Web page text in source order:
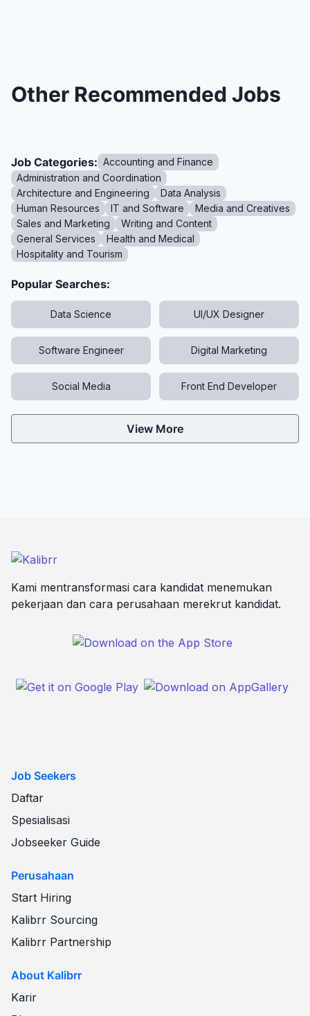
Other Recommended Jobs
Job Categories: Accounting and Finance
Administration and Coordination
Architecture and Engineering
Data Analysis
Human Resources
IT and Software
Media and Creatives
Sales and Marketing
Writing and Content
General Services
Health and Medical
Hospitality and Tourism
Popular Searches:
Data Science UI/UX Designer
Software Engineer Digital Marketing
Social Media Front End Developer
View More
Kami mentransformasi cara kandidat menemukan
pekerjaan dan cara perusahaan merekrut kandidat.
Job Seekers
Daftar
Spesialisasi
Jobseeker Guide
Perusahaan
Start Hiring
Kalibrr Sourcing
Kalibrr Partnership
About Kalibrr
Karir